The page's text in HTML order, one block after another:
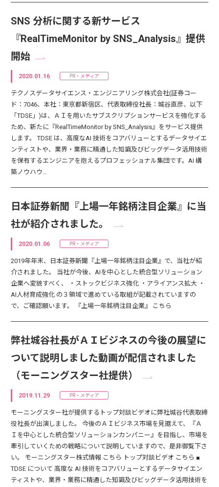
SNS 分析に関する新サービス
『RealTimeMonitor by SNS_Analysis』提供
開始
2020.01.16 PR・メディア
テクノスデータサイエンス・エンジニアリング株式会社(証券コー
ド：7046、本社：東京都新宿区、代表取締役社長：城谷直彦、以下
「TDSE」)は、ＡＩを用いたサブスクリプションサービスを強化する
ため、新たに『RealTimeMonitor by SNS_Analysis』をサービス提供
します。 TDSE は、高度なAI 技術をコアバリューとするデータサイエ
ンティストや、業界・業務に精通した知識及びビッグデータ活用技術
を保有するエンジニアを抱えるプロフェッショナル集団です。AI 構
築ノウハウ…
日本証券新聞『上場一年銘柄注目企業』に当
社が紹介されました。
2020.01.06 PR・メディア
2019年年末、日本証券新聞『上場一年銘柄注目企業』で、当社が紹
介されました。 当社が今後、AIを中心とした統合型ソリューション
企業へ変貌すべく、 ・ストックビジネス強化 ・アライアンス拡大 ・
AI人材育成強化 の３領域で進めている取組が記載されていますの
で、ご確認願います。 『上場一年銘柄注目企業』 こちら
弊社城谷社長がＡＩビジネスの今後の展望に
ついて説明しました動画が配信されました
（モーニングスター社提供）
2019.11.29 PR・メディア
モーニングスター社が提供するトップ対談ビデオに弊社城谷代表取締
役社長が出演しました。 今後のＡＩビジネス市場を見据えて、『Ａ
Ｉを中心とした統合型ソリューションカンパニー』を目指し、市場を
牽引していくための戦略について説明していますので、是非御覧下さ
い。 モーニングスター株式情報 こちら トップ対談ビデオ こちら ■
TDSE について 高度な AI 技術をコアバリューとするデータサイエン
ティストや、業界・業務に精通した知識及びビッグデータ活用技術を